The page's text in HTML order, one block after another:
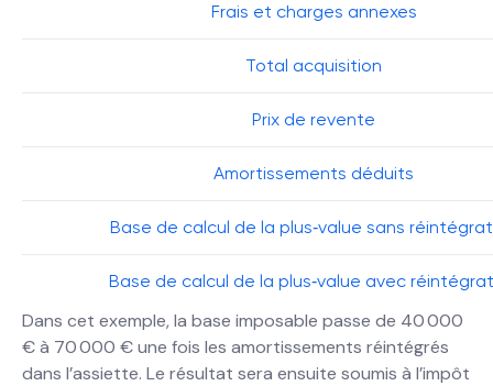
Frais et charges annexes
Total acquisition
Prix de revente
Amortissements déduits
Base de calcul de la plus‐value sans
Base de calcul de la plus‐value avec
Dans cet exemple, la base imposable passe de 40 000
€ à 70 000 € une fois les amortissements réintégrés
dans l’assiette. Le résultat sera ensuite soumis à l’impôt